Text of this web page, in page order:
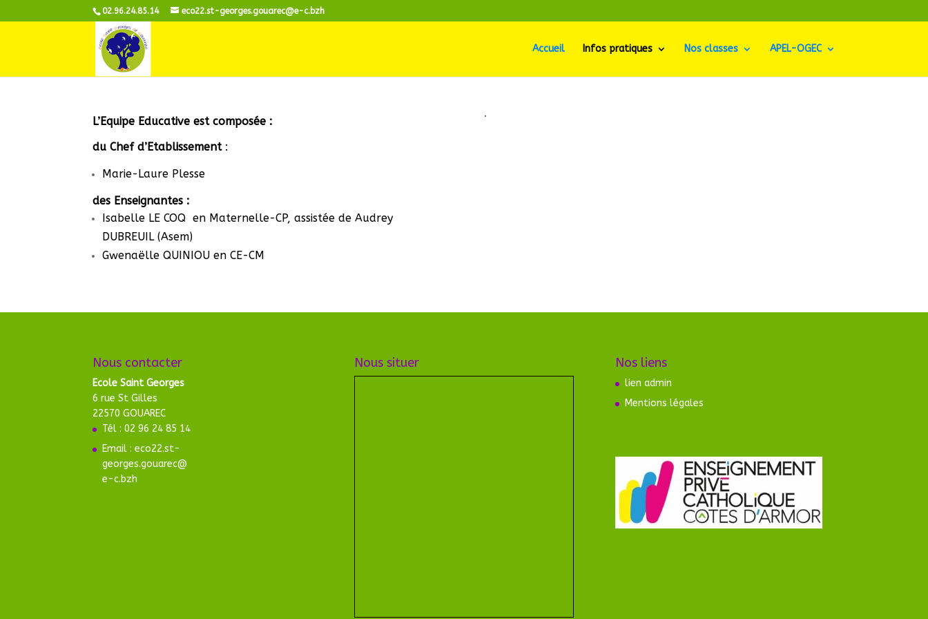
02.96.24.85.14 eco22.st-georges.gouarec@e-c.bzh
Accueil Infos pratiques Nos classes APEL-OGEC
L’Equipe Educative est composée :
du Chef d’Etablissement:
Marie-Laure Plesse
des Enseignantes :
Isabelle LE COQ en Maternelle-CP, assistée de Audrey
DUBREUIL (Asem)
Gwenaëlle QUINIOU en CE-CM
Nous contacter
Ecole Saint Georges
6 rue St Gilles
22570 GOUAREC
Tél : 02 96 24 85 14
Email : eco22.st-
georges.gouarec@
e-c.bzh
Nous situer Nos liens
lien admin
Mentions légales